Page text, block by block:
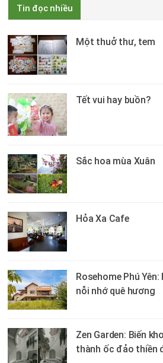
Tin đọc nhiều
Một thuở thư, tem
Tết vui hay buồn?
Sắc hoa mùa Xuân
Hỏa Xa Cafe
Rosehome Phú
nỗi nhớ quê hương
Zen Garden: Biến
thành ốc đảo thiền